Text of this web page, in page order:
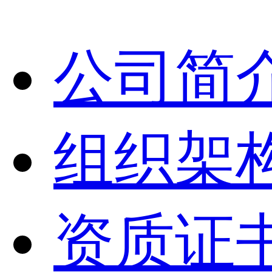
公司简
组织架
资质证